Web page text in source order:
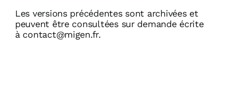
Les versions précédentes sont archivées et
peuvent être consultées sur demande écrite
à contact@migen.fr.